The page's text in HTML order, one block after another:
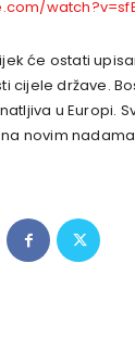
će ostati
cijele države.
u Europi.
novim